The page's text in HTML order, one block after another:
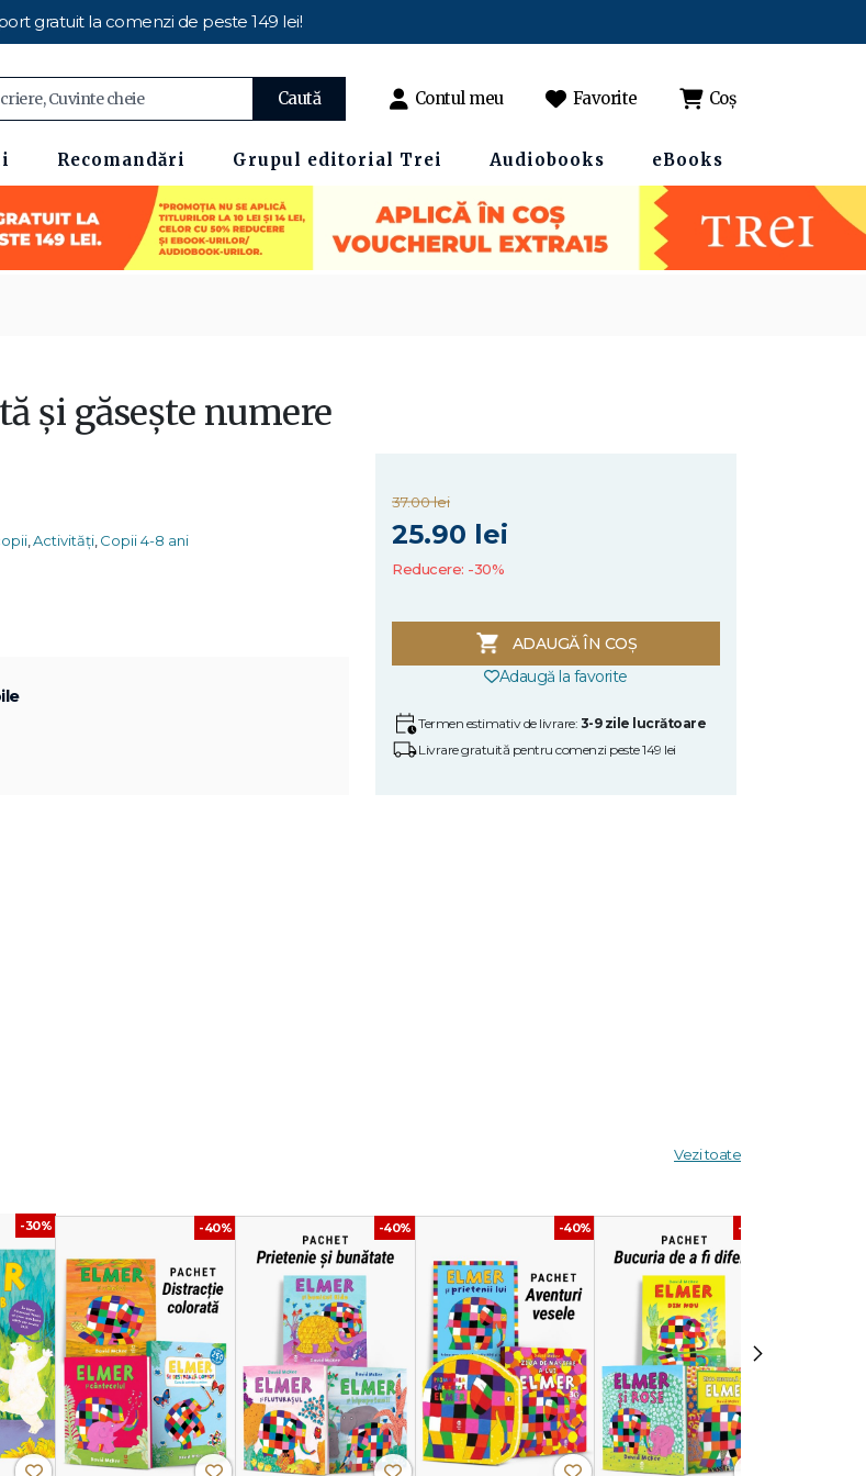
gratuit la comenzi de peste 149 lei!
Caută Contul meu Favorite Coș
Recomandări Grupul editorial Trei Audiobooks eBooks
și găsește numere
Activități Copii 4-8 ani
37.00 lei
25.90 lei
Reducere: -30%
ADAUGĂ ÎN COȘ
Adaugă la favorite
Termen estimativ de livrare: 3-9 zile lucrătoare
Livrare gratuită pentru comenzi peste 149 lei
unicitatea și creativitatea.
și vizual!
Vezi toate
-30% -40% -40% -40% -40%
›